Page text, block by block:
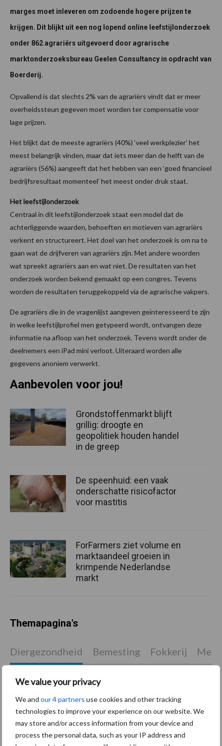
We value your privacy
We and our 4 partners use cookies and other tracking
technologies to improve your experience on our website. We
may store and/or access information from your device and
process the personal data, such as your IP address and
marges moet inleveren om zodoende hogere prijzen te
krijgen. Dit blijkt uit een nog lopend online leefstijlonderzoek
onder 862 agrariërs uitgevoerd door agrarische
marktonderzoeksbureau Geelen Consultancy in opdracht van
Boerderij.
Opvallend is dat slechts 2% van de agrariërs vindt dat er meer
overheidssteun gegeven moet worden ter compensatie voor
lage prijzen.
Het blijkt dat de meeste agrariërs (40%) ‘veel werkplezier’ het
meest belangrijk vinden, maar dat iets meer dan de helft van de
agrariërs (56%) aangeeft dat het hebben van een ‘goed financieel
bedrijfsresultaat momenteel’ het meest onder druk staat.
Het leefstijlonderzoek
Centraal in dit leefstijlonderzoek staat een model dat de
achterliggende waarden, behoeften en motieven van agrariërs
verkent en structureert. Het doel van het onderzoek is om na te
gaan wat de drijfveren van agrariërs zijn. Met andere woorden
wat spreekt agrariërs aan en wat niet. De resultaten van het
onderzoek worden bekend gemaakt op een congres. Tevens
worden de resultaten teruggekoppeld via de agrarische vakpers.
De agrariërs die in de vragenlijst aangeven geïnteresseerd te zijn
in welke leefstijlprofiel men getypeerd wordt, ontvangen deze
informatie na afloop van het onderzoek. Tevens wordt onder de
deelnemers een iPad mini verloot. Uiteraard worden alle
gegevens anoniem verwerkt.
Aanbevolen voor jou!
Grondstoffenmarkt blijft
grillig: droogte en
geopolitiek houden handel
in de greep
De speenhuid: een vaak
onderschatte risicofactor
voor mastitis
ForFarmers ziet volume en
marktaandeel groeien in
krimpende Nederlandse
markt
Themapagina's
Diergezondheid Bemesting Fokkerij
Mastitis Hittestress